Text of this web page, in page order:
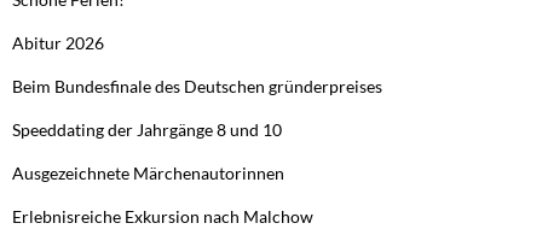
Abitur 2026
Beim Bundesfinale des Deutschen gründerpreises
Speeddating der Jahrgänge 8 und 10
Ausgezeichnete Märchenautorinnen
Erlebnisreiche Exkursion nach Malchow